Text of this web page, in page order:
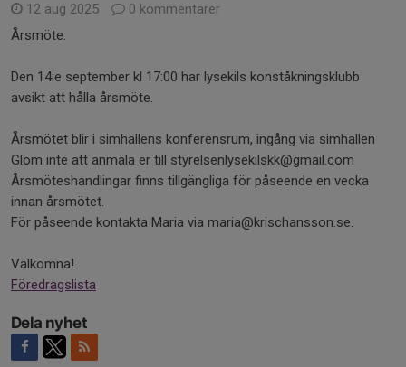
12 aug 2025
0 kommentarer
Årsmöte.
Den 14:e september kl 17:00 har lysekils konståkningsklubb
avsikt att hålla årsmöte.
Årsmötet blir i simhallens konferensrum, ingång via simhallen
Glöm inte att anmäla er till styrelsenlysekilskk@gmail.com
Årsmöteshandlingar finns tillgängliga för påseende en vecka
innan årsmötet.
För påseende kontakta Maria via maria@krischansson.se.
Välkomna!
Föredragslista
Dela nyhet